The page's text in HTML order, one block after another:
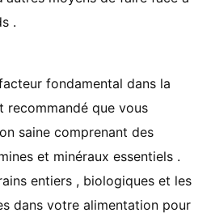
.
fondamental dans la
recommandé que vous
saine comprenant des
et minéraux essentiels .
entiers , biologiques et les
dans votre alimentation pour